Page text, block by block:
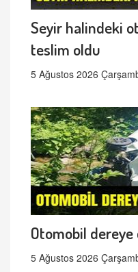
Seyir halindeki
teslim oldu
5 Ağustos 2026
Otomobil dereye
5 Ağustos 2026